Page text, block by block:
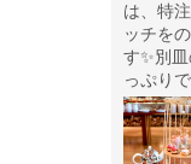
は、特
ッチを
す✨別
っぷり